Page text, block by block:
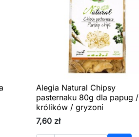
 Szybki podgląd
Alegia Natural Chipsy
pasternaku 80g dla papug /
królików / gryzoni
7,60 zł